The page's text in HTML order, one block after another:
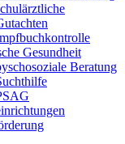
Gesundheit
Beratung